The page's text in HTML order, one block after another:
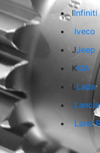
IInfiniti
Iveco
JJeep
KKIA
LLada
Lancia
Land